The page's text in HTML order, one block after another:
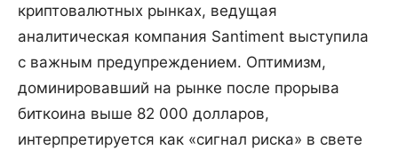
криптовалютных рынках, ведущая
аналитическая компания Santiment выступила
с важным предупреждением. Оптимизм,
доминировавший на рынке после прорыва
биткоина выше 82 000 долларов,
интерпретируется как «сигнал риска» в свете